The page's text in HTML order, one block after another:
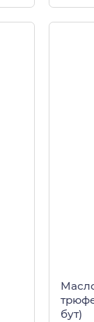
бут)